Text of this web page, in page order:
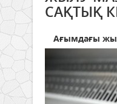
САҚТЫҚ
Ағымдағы